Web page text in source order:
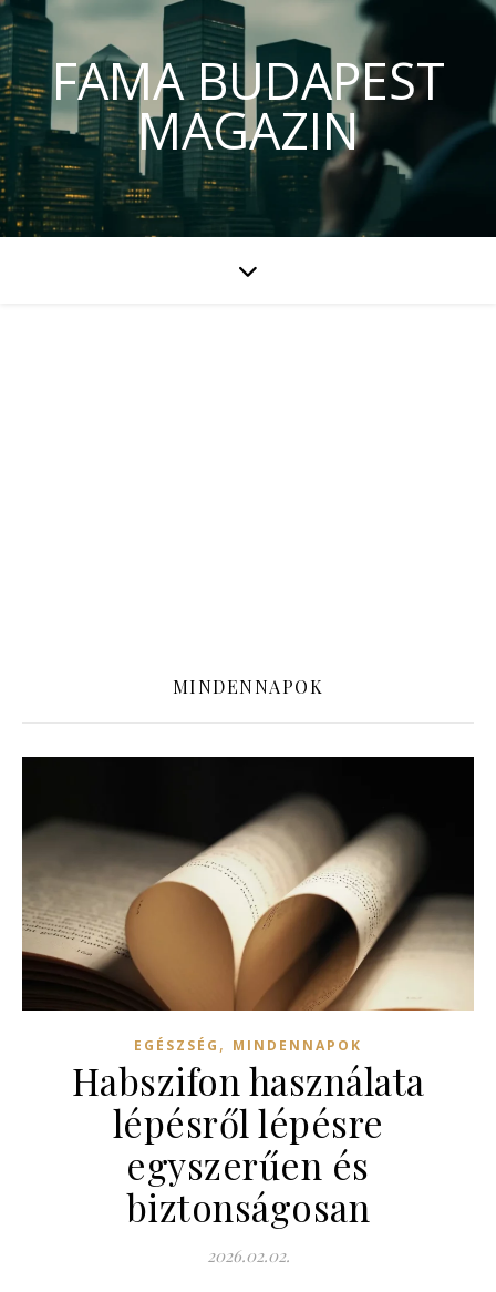
FAMA BUDAPEST
MAGAZIN
MINDENNAPOK
EGÉSZSÉG , MINDENNAPOK
Habszifon használata
lépésről lépésre
egyszerűen és
biztonságosan
2026.02.02.